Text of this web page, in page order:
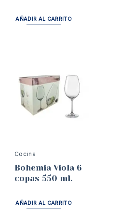
AÑADIR AL CARRITO
Cocina
Bohemia Viola 6
copas 550 ml.
AÑADIR AL CARRITO